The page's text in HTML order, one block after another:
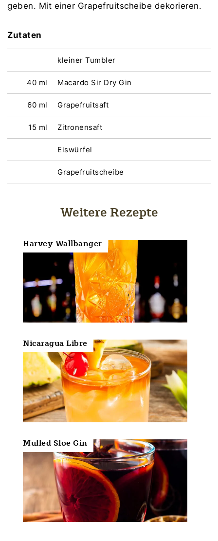
geben. Mit einer Grapefruitscheibe dekorieren.
Zutaten
kleiner Tumbler
40 ml Macardo Sir Dry Gin
60 ml Grapefruitsaft
15 ml Zitronensaft
Eiswürfel
Grapefruitscheibe
Weitere Rezepte
Harvey Wallbanger
Nicaragua Libre
Mulled Sloe Gin